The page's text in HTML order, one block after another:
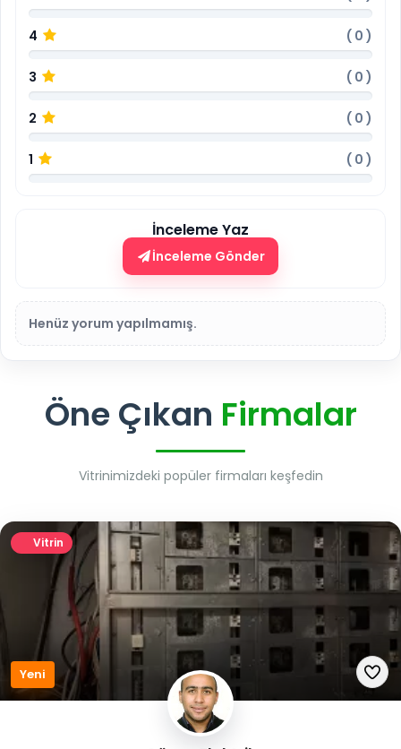
4 ( 0 )
3 ( 0 )
2 ( 0 )
1 ( 0 )
İnceleme Yaz
İnceleme Gönder
Henüz yorum yapılmamış.
Öne Çıkan Firmalar
Vitrinimizdeki popüler firmaları keşfedin
Vitrin
Yeni